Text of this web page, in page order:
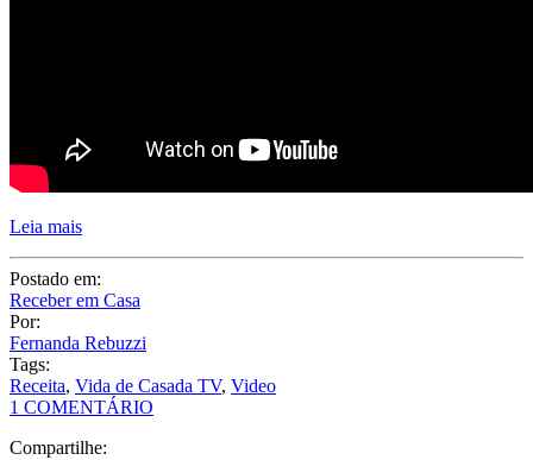
Leia mais
Postado em:
Receber em Casa
Por:
Fernanda Rebuzzi
Tags:
Receita, Vida de Casada TV, Video
1 COMENTÁRIO
Compartilhe: